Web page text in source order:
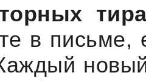
в письме,